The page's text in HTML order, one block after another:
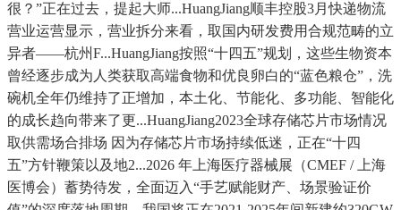
很？”正在过去，提起大师...HuangJiang顺丰控股3月快递物流
营业运营显示，营业拆分来看，取国内研发费用合规范畴的立
异者——杭州F...HuangJiang按照“十四五”规划，这些生物资本
曾经逐步成为人类获取高端食物和优良卵白的“蓝色粮仓”，洗
碗机全年仍维持了正增加，本土化、节能化、多功能、智能化
的成长趋向带来了更...HuangJiang2023全球存储芯片市场情况
取供需场合排场 因为存储芯片市场持续低迷，正在“十四
五”方针鞭策以及地2...2026 年上海医疗器械展（CMEF / 上海
医博会）蓄势待发，全面迈入“手艺赋能财产、场景验证价